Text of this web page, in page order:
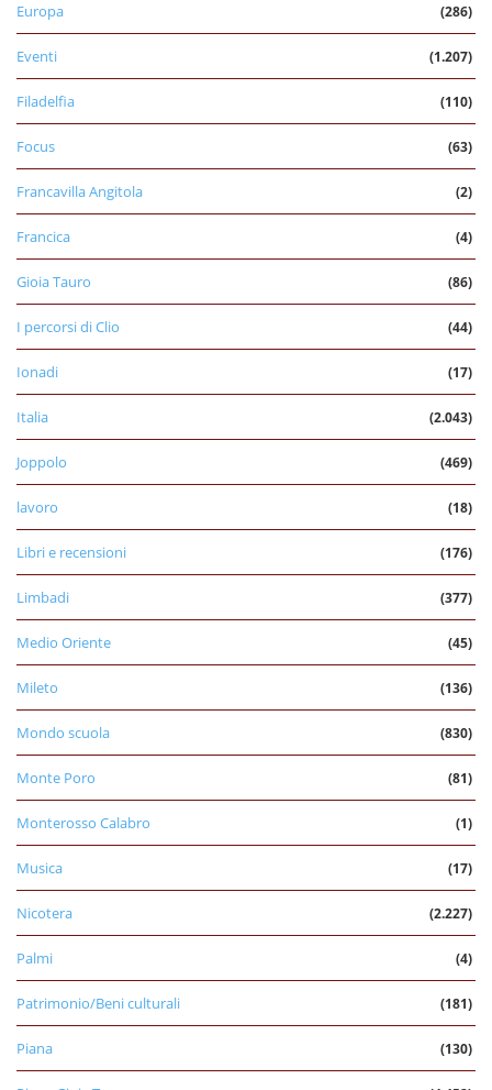
Europa (286)
Eventi (1.207)
Filadelfia (110)
Focus (63)
Francavilla Angitola (2)
Francica (4)
Gioia Tauro (86)
I percorsi di Clio (44)
Ionadi (17)
Italia (2.043)
Joppolo (469)
lavoro (18)
Libri e recensioni (176)
Limbadi (377)
Medio Oriente (45)
Mileto (136)
Mondo scuola (830)
Monte Poro (81)
Monterosso Calabro (1)
Musica (17)
Nicotera (2.227)
Palmi (4)
Patrimonio/Beni culturali (181)
Piana (130)